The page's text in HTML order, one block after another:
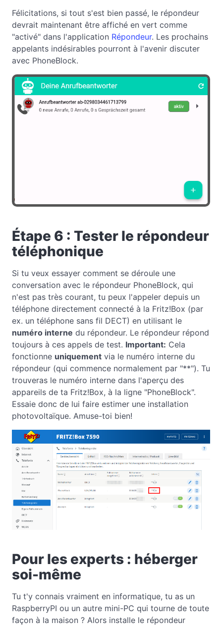
Félicitations, si tout s'est bien passé, le répondeur
devrait maintenant être affiché en vert comme
"activé" dans l'application Répondeur. Les prochains
appelants indésirables pourront à l'avenir discuter
avec PhoneBlock.
Étape 6 : Tester le répondeur
téléphonique
Si tu veux essayer comment se déroule une
conversation avec le répondeur PhoneBlock, qui
n'est pas très courant, tu peux l'appeler depuis un
téléphone directement connecté à la Fritz!Box (par
ex. un téléphone sans fil DECT) en utilisant le
numéro interne du répondeur. Le répondeur répond
toujours à ces appels de test. Important: Cela
fonctionne uniquement via le numéro interne du
répondeur (qui commence normalement par "**"). Tu
trouveras le numéro interne dans l'aperçu des
appareils de ta Fritz!Box, à la ligne "PhoneBlock".
Essaie donc de lui faire estimer une installation
photovoltaïque. Amuse-toi bien!
Pour les experts : héberger
soi-même
Tu t'y connais vraiment en informatique, tu as un
RaspberryPI ou un autre mini-PC qui tourne de toute
façon à la maison ? Alors installe le répondeur